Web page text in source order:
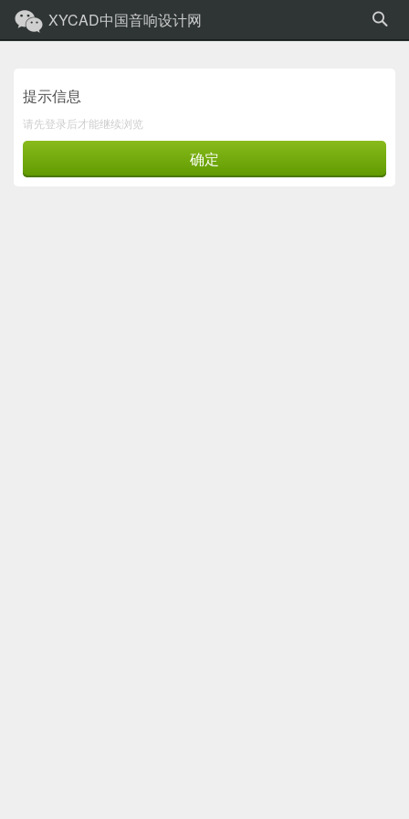
XYCAD中国音响设计网
提示信息
请先登录后才能继续浏览
确定